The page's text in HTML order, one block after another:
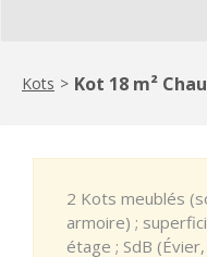
Kots > Kot 18 m²
2 Kots meublés
armoire) ;
étage ; SdB